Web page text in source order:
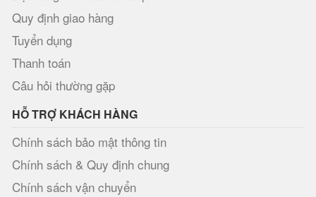
Quy định giao hàng
Tuyển dụng
Thanh toán
Câu hỏi thường gặp
HỖ TRỢ KHÁCH HÀNG
Chính sách bảo mật thông tin
Chính sách & Quy định chung
Chính sách vận chuyển